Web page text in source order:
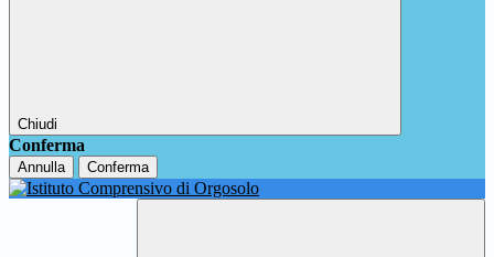
Chiudi
Conferma
Annulla Conferma